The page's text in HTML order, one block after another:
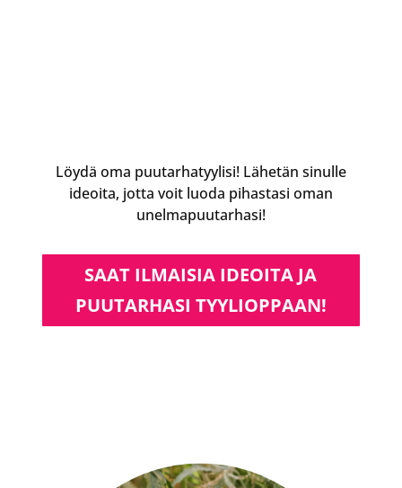
Löydä oma puutarhatyylisi! Lähetän sinulle
ideoita, jotta voit luoda pihastasi oman
unelmapuutarhasi!
SAAT ILMAISIA IDEOITA JA
PUUTARHASI TYYLIOPPAAN!